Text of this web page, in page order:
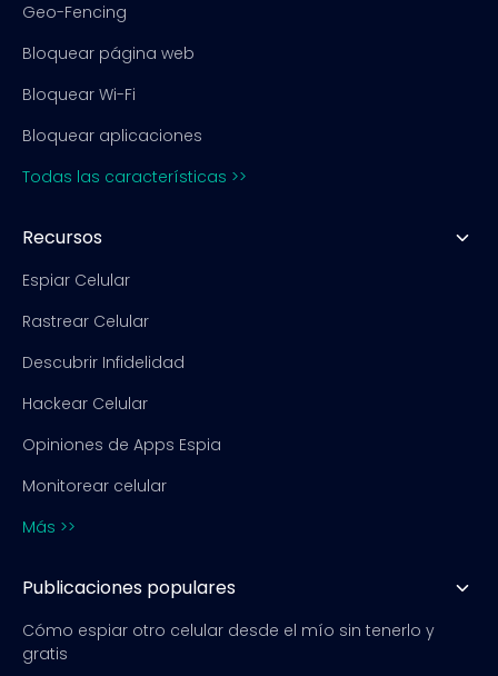
Geo-Fencing
Bloquear página web
Bloquear Wi-Fi
Bloquear aplicaciones
Todas las características >>
Recursos
Espiar Celular
Rastrear Celular
Descubrir Infidelidad
Hackear Celular
Opiniones de Apps Espia
Monitorear celular
Más >>
Publicaciones populares
Cómo espiar otro celular desde el mío sin tenerlo y
gratis